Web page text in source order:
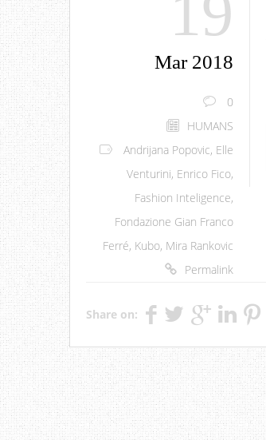
Mar 2018
0
HUMANS
Andrijana Popovic, Elle
Venturini, Enrico Fico,
Fashion Inteligence,
Fondazione Gian Franco
Ferré, Kubo, Mira Rankovic
Permalink
Share on: